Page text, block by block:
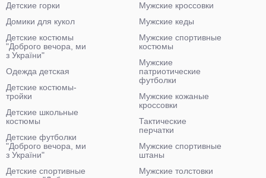
Детские горки
Домики для кукол
Детские костюмы
"Доброго вечора, ми
з України"
Одежда детская
Детские костюмы-
тройки
Детские школьные
костюмы
Детские футболки
"Доброго вечора, ми
з України"
Детские спортивные
Мужские кроссовки
Мужские кеды
Мужские спортивные
костюмы
Мужские
патриотические
футболки
Мужские кожаные
кроссовки
Тактические
перчатки
Мужские спортивные
штаны
Мужские толстовки